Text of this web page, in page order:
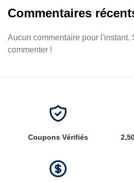
Commentaires
Aucun commentaire pour l'instant.
commenter !
Coupons Vérifiés